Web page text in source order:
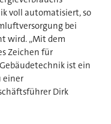
voll automatisiert, so
bei
wird. „Mit dem
Zeichen für
ist ein
einer
Dirk